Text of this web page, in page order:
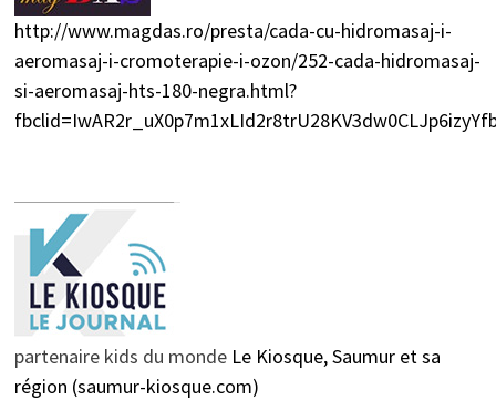
http://www.magdas.ro/presta/cada-cu-hidromasaj-i-
aeromasaj-i-cromoterapie-i-ozon/252-cada-hidromasaj-
si-aeromasaj-hts-180-negra.html?
partenaire kids du monde Le Kiosque, Saumur et sa
région (saumur-kiosque.com)